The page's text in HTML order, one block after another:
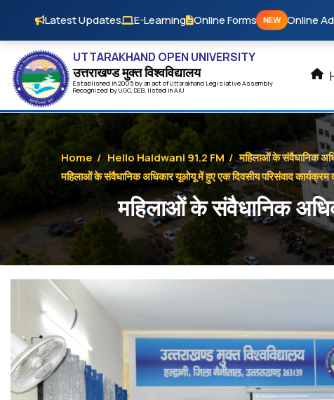
Latest Updates E-Learning Online Forms NEW Online
UTTARAKHAND OPEN UNIVERSITY
उत्तराखण्ड मुक्त विश्‍वविद्यालय
Established in 2005 by an act ofUttarakhand Legislative Assembly
Recognized byUGC, DEB, listed inAIU
Home / Hello Haldwani 91.2 FM / महिलाओं के संवैधानिक
महिलाओं के संवैधानिक अधिकार यूओयू में हुए एक दिवसीय परिसंवाद कार्यक्रम की
महिलाओं के संवैधानिक